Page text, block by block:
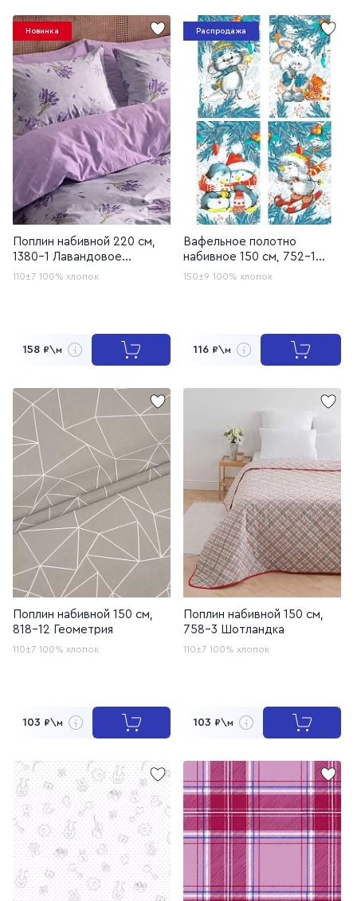
Новинка
Поплин набивной 220 см,
1380-1 Лавандовое
кружево
110±7 100% хлопок
158 ₽\м
Распродажа
Вафельное полотно
набивное 150 см, 752-1
Зимние игрушки
150±9 100% хлопок
116 ₽\м
Поплин набивной 150 см,
818-12 Геометрия
110±7 100% хлопок
103 ₽\м
Поплин набивной 150 см,
758-3 Шотландка
110±7 100% хлопок
103 ₽\м